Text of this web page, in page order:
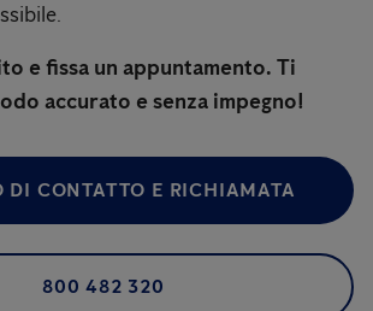
e fissa un appuntamento. Ti
accurato e senza impegno!
DI CONTATTO E RICHIAMATA
800 482 320